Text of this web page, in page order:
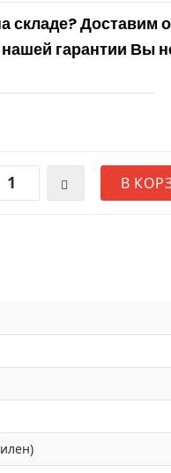
складе? Доставим
нашей гарантии Вы
В